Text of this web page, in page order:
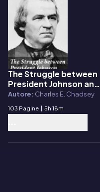
E-book
The Struggle between
President Johnson and
Congress over
Reconstruction
Autore: Charles E. Chadsey
103 Pagine | 5h 18m